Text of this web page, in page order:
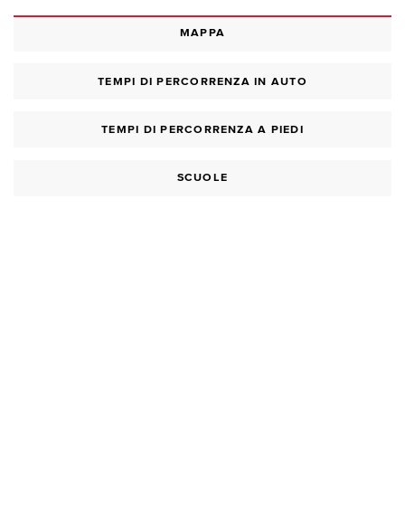
MAPPA
TEMPI DI PERCORRENZA IN AUTO
TEMPI DI PERCORRENZA A PIEDI
SCUOLE